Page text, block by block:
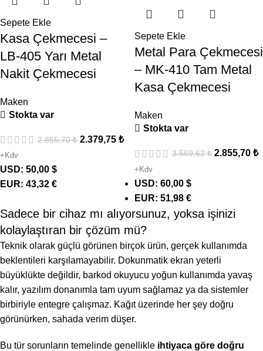
Sepete Ekle
Kasa Çekmecesi –
LB-405 Yarı Metal
Nakit Çekmecesi
Maken
Stokta var
2.855,70₺ 2.379,75 ₺
+Kdv
USD: 50,00 $
EUR: 43,32 €
Sepete Ekle
Metal Para Çekmecesi
– MK-410 Tam Metal
Kasa Çekmecesi
Maken
Stokta var
3.569,62₺ 2.855,70 ₺
+Kdv
USD: 60,00 $
EUR: 51,98 €
Sadece bir cihaz mı alıyorsunuz, yoksa işinizi
kolaylaştıran bir çözüm mü?
Teknik olarak güçlü görünen birçok ürün, gerçek kullanımda
beklentileri karşılamayabilir. Dokunmatik ekran yeterli
büyüklükte değildir, barkod okuyucu yoğun kullanımda yavaş
kalır, yazılım donanımla tam uyum sağlamaz ya da sistemler
birbiriyle entegre çalışmaz. Kağıt üzerinde her şey doğru
görünürken, sahada verim düşer.
Bu tür sorunların temelinde genellikle ihtiyaca göre doğru